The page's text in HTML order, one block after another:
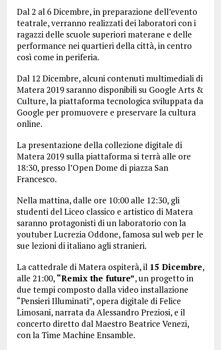
Dal 2 al 6 Dicembre, in preparazione dell’evento
teatrale, verranno realizzati dei laboratori con i
ragazzi delle scuole superiori materane e delle
performance nei quartieri della città, in centro
così come in periferia.
Dal 12 Dicembre, alcuni contenuti multimediali di
Matera 2019 saranno disponibili su Google Arts &
Culture, la piattaforma tecnologica sviluppata da
Google per promuovere e preservare la cultura
online.
La presentazione della collezione digitale di
Matera 2019 sulla piattaforma si terrà alle ore
18:30, presso l’Open Dome di piazza San
Francesco.
Nella mattina, dalle ore 10:00 alle 12:30, gli
studenti del Liceo classico e artistico di Matera
saranno protagonisti di un laboratorio con la
youtuber Lucrezia Oddone, famosa sul web per le
sue lezioni di italiano agli stranieri.
La cattedrale di Matera ospiterà, il 15 Dicembre,
alle 21:00, “Remix the future”, un progetto in
due tempi composto dalla video installazione
“Pensieri Illuminati”, opera digitale di Felice
Limosani, narrata da Alessandro Preziosi, e il
concerto diretto dal Maestro Beatrice Venezi,
con la Time Machine Ensamble.